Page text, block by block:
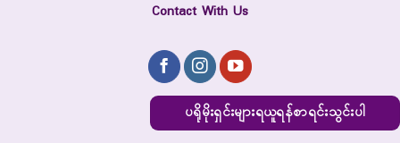
Contact With Us
ပရိုမိုးရှင်းများရယူရန်စာရင်းသွင်းပါ